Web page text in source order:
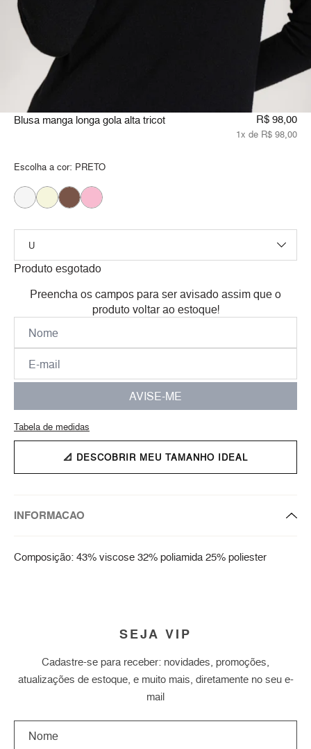
Blusa manga longa gola alta tricot R$ 98,00
1x de R$ 98,00
Escolha a cor: PRETO
Produto esgotado
Preencha os campos para ser avisado assim que o
produto voltar ao estoque!
AVISE-ME
Tabela de medidas
📐 DESCOBRIR MEU TAMANHO IDEAL
INFORMACAO
Composição: 43% viscose 32% poliamida 25% poliester
SEJA VIP
Cadastre-se para receber: novidades, promoções,
atualizações de estoque, e muito mais, diretamente no seu e-
mail